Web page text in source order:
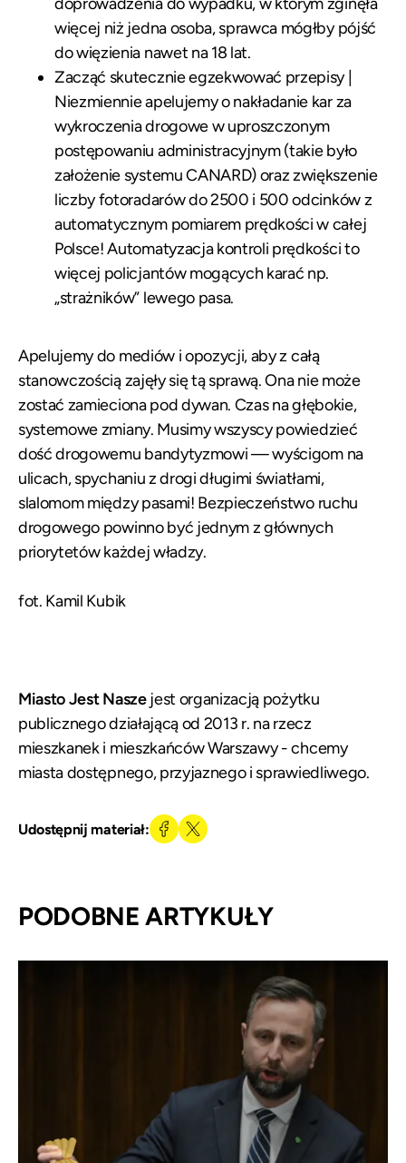
więcej niż jedna osoba, sprawca mógłby pójść
do więzienia nawet na 18 lat.
Zacząć skutecznie egzekwować przepisy |
Niezmiennie apelujemy o nakładanie kar za
wykroczenia drogowe w uproszczonym
postępowaniu administracyjnym (takie było
założenie systemu CANARD) oraz zwiększenie
liczby fotoradarów do 2500 i 500 odcinków z
automatycznym pomiarem prędkości w całej
Polsce! Automatyzacja kontroli prędkości to
więcej policjantów mogących karać np.
„strażników” lewego pasa.
Apelujemy do mediów i opozycji, aby z całą
stanowczością zajęły się tą sprawą. Ona nie może
zostać zamieciona pod dywan. Czas na głębokie,
systemowe zmiany. Musimy wszyscy powiedzieć
dość drogowemu bandytyzmowi — wyścigom na
ulicach, spychaniu z drogi długimi światłami,
slalomom między pasami! Bezpieczeństwo ruchu
drogowego powinno być jednym z głównych
priorytetów każdej władzy.
fot. Kamil Kubik
Miasto Jest Naszejest organizacją pożytku
publicznego działającą od 2013 r. na rzecz
mieszkanek i mieszkańców Warszawy - chcemy
miasta dostępnego, przyjaznego i sprawiedliwego.
Udostępnij materiał:
PODOBNE ARTYKUŁY